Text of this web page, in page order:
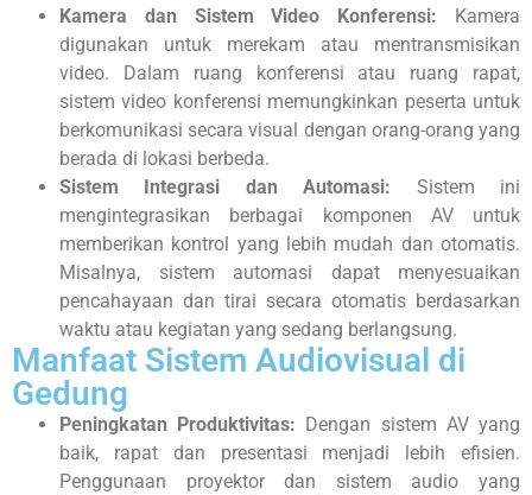
Kamera dan Sistem Video Konferensi: Kamera
digunakan untuk merekam atau mentransmisikan
video. Dalam ruang konferensi atau ruang rapat,
sistem video konferensi memungkinkan peserta untuk
berkomunikasi secara visual dengan orang-orang yang
berada di lokasi berbeda.
Sistem Integrasi dan Automasi: Sistem ini
mengintegrasikan berbagai komponen AV untuk
memberikan kontrol yang lebih mudah dan otomatis.
Misalnya, sistem automasi dapat menyesuaikan
pencahayaan dan tirai secara otomatis berdasarkan
waktu atau kegiatan yang sedang berlangsung.
Manfaat Sistem Audiovisual di
Gedung
Peningkatan Produktivitas: Dengan sistem AV yang
baik, rapat dan presentasi menjadi lebih efisien.
Penggunaan proyektor dan sistem audio yang